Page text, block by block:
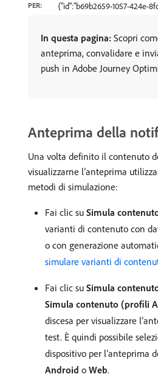
PER:
{"id":"b69b2659-1057-424e-
In questa pagina: Scopri
anteprima, convalidare e
push in Adobe Journey
Anteprima della
Una volta definito il contenuto
visualizzarne l’anteprima
metodi di simulazione:
Fai clic su Simula
varianti di contenuto con
o con generazione
simulare varianti di
Fai clic su Simula
Simula contenuto (profili
discesa per visualizzare
test. È quindi possibile
dispositivo per l’anteprima
Android o Web.